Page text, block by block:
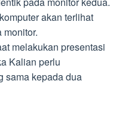
akan terlihat
melakukan presentasi
Kalian perlu
sama kepada dua